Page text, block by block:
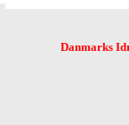
Danmarks